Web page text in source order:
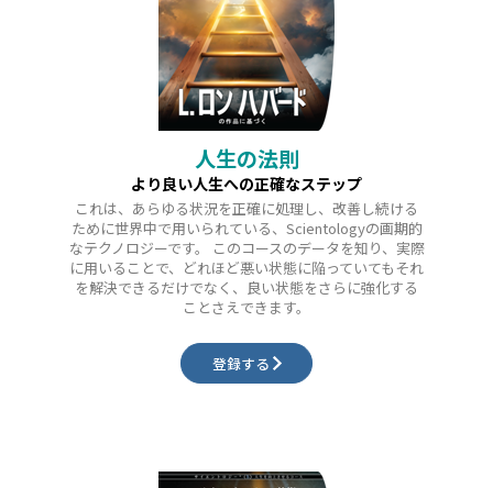
人生の法則
より良い人生への正確なステップ
これは、あらゆる状況を正確に処理し、改善し続ける
ために世界中で用いられている、Scientologyの画期的
なテクノロジーです。 このコースのデータを知り、実際
に用いることで、どれほど悪い状態に陥っていてもそれ
を解決できるだけでなく、良い状態をさらに強化する
ことさえできます。
登録する